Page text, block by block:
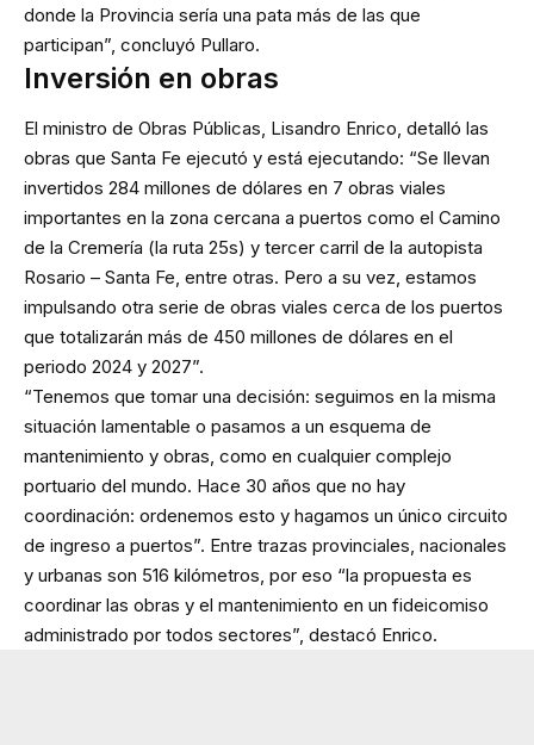
donde la Provincia sería una pata más de las que
participan”, concluyó Pullaro.
Inversión en obras
El ministro de Obras Públicas, Lisandro Enrico, detalló las
obras que Santa Fe ejecutó y está ejecutando: “Se llevan
invertidos 284 millones de dólares en 7 obras viales
importantes en la zona cercana a puertos como el Camino
de la Cremería (la ruta 25s) y tercer carril de la autopista
Rosario – Santa Fe, entre otras. Pero a su vez, estamos
impulsando otra serie de obras viales cerca de los puertos
que totalizarán más de 450 millones de dólares en el
periodo 2024 y 2027”.
“Tenemos que tomar una decisión: seguimos en la misma
situación lamentable o pasamos a un esquema de
mantenimiento y obras, como en cualquier complejo
portuario del mundo. Hace 30 años que no hay
coordinación: ordenemos esto y hagamos un único circuito
de ingreso a puertos”. Entre trazas provinciales, nacionales
y urbanas son 516 kilómetros, por eso “la propuesta es
coordinar las obras y el mantenimiento en un fideicomiso
administrado por todos sectores”, destacó Enrico.